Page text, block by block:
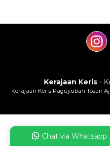
Kerajaan Keris-
Kerajaan Keris Paguyuban Tosan
Chat via Whatsapp